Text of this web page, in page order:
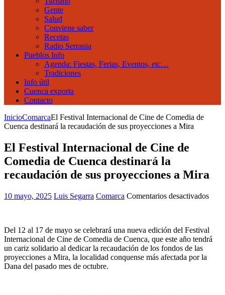
Gente
Salud
Conviene saber
Recetas
Radio Serrania
Pueblos Info
Agenda: Fiestas, Ferias, Eventos, etc…
Tradiciones
Info útil
Cuenca exporta
Contacto
InicioComarcaEl Festival Internacional de Cine de Comedia de
Cuenca destinará la recaudación de sus proyecciones a Mira
El Festival Internacional de Cine de
Comedia de Cuenca destinará la
recaudación de sus proyecciones a Mira
10 mayo, 2025 Luis Segarra Comarca Comentarios desactivadosen
de
Cine
Del 12 al 17 de mayo se celebrará una nueva edición del Festival
Internacional de Cine de Comedia de Cuenca, que este año tendrá
un cariz solidario al dedicar la recaudación de los fondos de las
proyecciones a Mira, la localidad conquense más afectada por la
Dana del pasado mes de octubre.